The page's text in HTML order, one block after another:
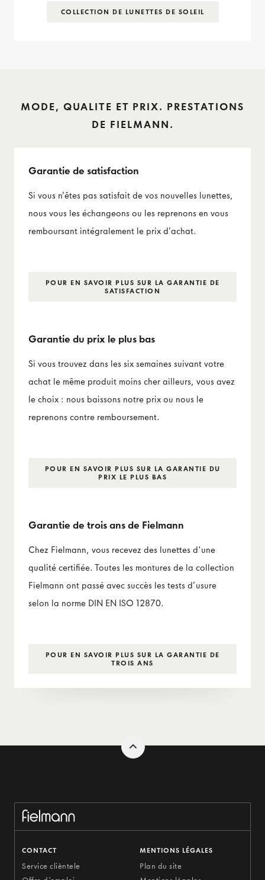
COLLECTION DE LUNETTES DE SOLEIL
MODE, QUALITE ET PRIX. PRESTATIONS
DE FIELMANN.
Garantie de satisfaction
Si vous n’êtes pas satisfait de vos nouvelles lunettes,
nous vous les échangeons ou les reprenons en vous
remboursant intégralement le prix d’achat.
POUR EN SAVOIR PLUS SUR LA GARANTIE DE
SATISFACTION
Garantie du prix le plus bas
Si vous trouvez dans les six semaines suivant votre
achat le même produit moins cher ailleurs, vous avez
le choix : nous baissons notre prix ou nous le
reprenons contre remboursement.
POUR EN SAVOIR PLUS SUR LA GARANTIE DU
PRIX LE PLUS BAS
Garantie de trois ans de Fielmann
Chez Fielmann, vous recevez des lunettes d'une
qualité certifiée. Toutes les montures de la collection
Fielmann ont passé avec succès les tests d’usure
selon la norme DIN EN ISO 12870.
POUR EN SAVOIR PLUS SUR LA GARANTIE DE
TROIS ANS
CONTACT
Service clièntele
MENTIONS LÉGALES
Plan du site